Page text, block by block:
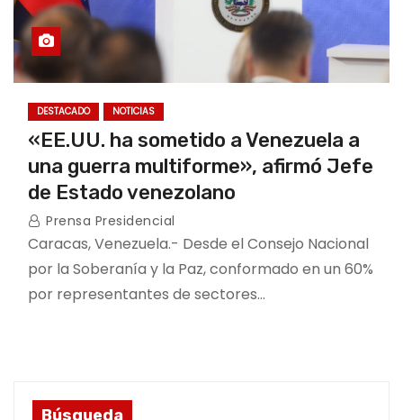
DESTACADO NOTICIAS
«EE.UU. ha sometido a Venezuela a
una guerra multiforme», afirmó Jefe
de Estado venezolano
Prensa Presidencial
Caracas, Venezuela.- Desde el Consejo Nacional
por la Soberanía y la Paz, conformado en un 60%
por representantes de sectores…
Búsqueda